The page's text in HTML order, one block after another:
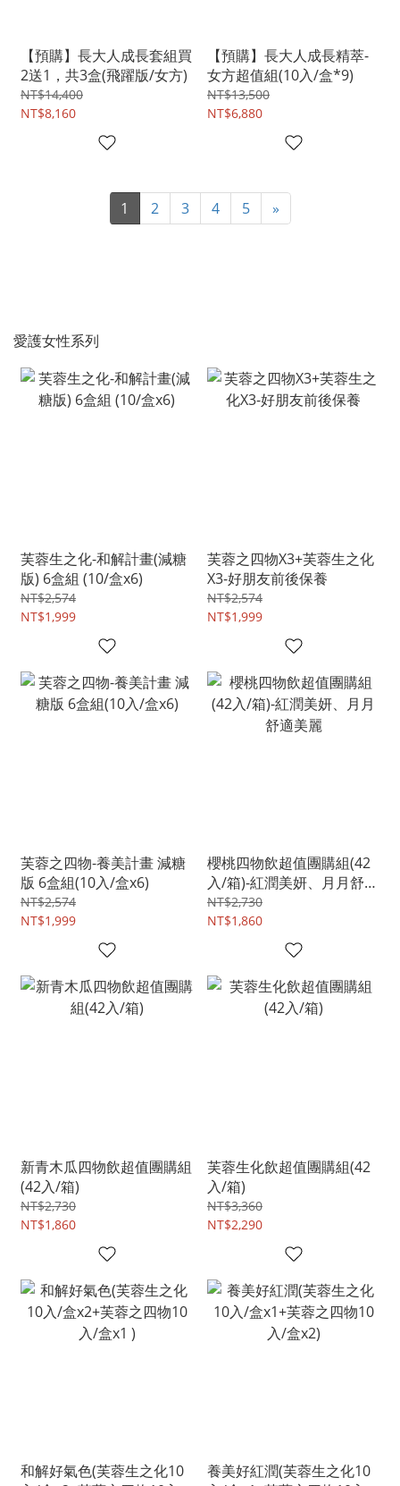
【預購】長大人成長套組買
2送1，共3盒(飛躍版/女方)
NT$14,400
NT$8,160
【預購】長大人成長精萃-
女方超值組(10入/盒*9)
NT$13,500
NT$6,880
1 2 3 4 5 »
愛護女性系列
芙蓉生之化-和解計畫(減糖
版) 6盒組 (10/盒x6)
NT$2,574
NT$1,999
芙蓉之四物X3+芙蓉生之化
X3-好朋友前後保養
NT$2,574
NT$1,999
芙蓉之四物-養美計畫 減糖
版 6盒組(10入/盒x6)
NT$2,574
NT$1,999
櫻桃四物飲超值團購組(42
入/箱)-紅潤美妍、月月舒適
美麗
NT$2,730
NT$1,860
新青木瓜四物飲超值團購組
(42入/箱)
NT$2,730
NT$1,860
芙蓉生化飲超值團購組(42
入/箱)
NT$3,360
NT$2,290
和解好氣色(芙蓉生之化10
養美好紅潤(芙蓉生之化10